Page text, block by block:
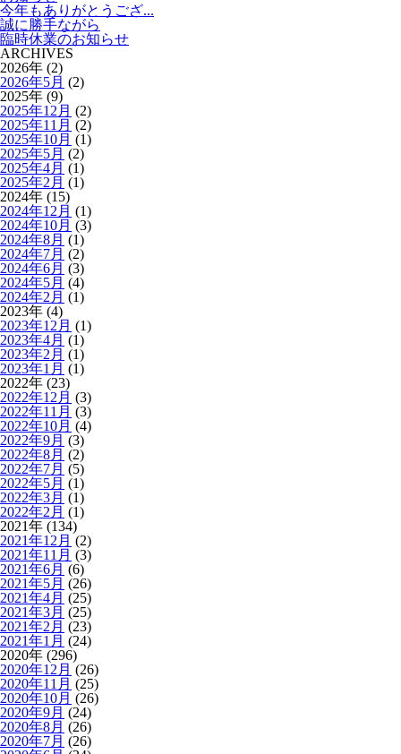
今年もありがとうござ...
誠に勝手ながら
臨時休業のお知らせ
ARCHIVES
2026年 (2)
2026年5月 (2)
2025年 (9)
2025年12月 (2)
2025年11月 (2)
2025年10月 (1)
2025年5月 (2)
2025年4月 (1)
2025年2月 (1)
2024年 (15)
2024年12月 (1)
2024年10月 (3)
2024年8月 (1)
2024年7月 (2)
2024年6月 (3)
2024年5月 (4)
2024年2月 (1)
2023年 (4)
2023年12月 (1)
2023年4月 (1)
2023年2月 (1)
2023年1月 (1)
2022年 (23)
2022年12月 (3)
2022年11月 (3)
2022年10月 (4)
2022年9月 (3)
2022年8月 (2)
2022年7月 (5)
2022年5月 (1)
2022年3月 (1)
2022年2月 (1)
2021年 (134)
2021年12月 (2)
2021年11月 (3)
2021年6月 (6)
2021年5月 (26)
2021年4月 (25)
2021年3月 (25)
2021年2月 (23)
2021年1月 (24)
2020年 (296)
2020年12月 (26)
2020年11月 (25)
2020年10月 (26)
2020年9月 (24)
2020年8月 (26)
2020年7月 (26)